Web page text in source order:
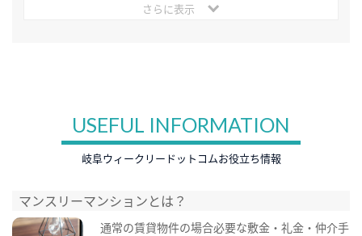
さらに表示
USEFUL INFORMATION
岐阜ウィークリードットコムお役立ち情報
マンスリーマンションとは？
通常の賃貸物件の場合必要な敷金・礼金・仲介手